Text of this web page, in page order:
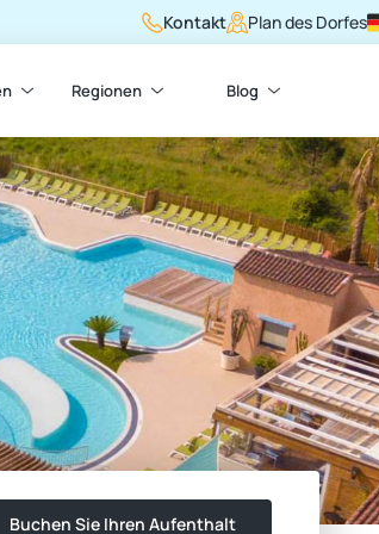
Kontakt Plan des Dorfes
Regionen Blog
Buchen Sie Ihren Aufenthalt